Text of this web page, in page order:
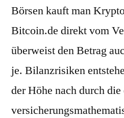
Börsen kauft man
Bitcoin.de direkt vom
überweist den Betrag
je. Bilanzrisiken
der Höhe nach durch